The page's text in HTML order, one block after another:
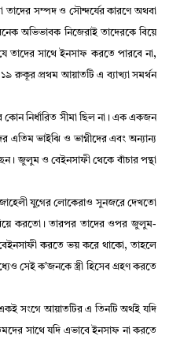
সম্পদ ও সৌন্দর্যের কারণে অথবা
অভিভাবক নিজেরাই তাদেরকে বিয়ে
তাদের সাথে ইনসাফ করতে পারবে না,
রুকূর প্রথম আয়াতটি এ ব্যাখ্যা সমর্থন
নির্ধারিত সীমা ছিল না।এক একজন
এতিম ভাইঝি ও ভাগ্নীদের এবং অন্যান্য
। জুলুম ও বেইনসাফী থেকে বাঁচার পন্থা
যুগের লোকেরাও সুনজরে দেখতো
করতো।তারপর তাদের ওপর জুলুম-
করতে ভয় করে থাকো,তাহলে
সেই ক’জনকে স্ত্রী হিসেব গ্রহণ করতে
সংগে আয়াতটির এ তিনটি অর্থই যদি
সাথে যদি এভাবে ইনসাফ না করতে